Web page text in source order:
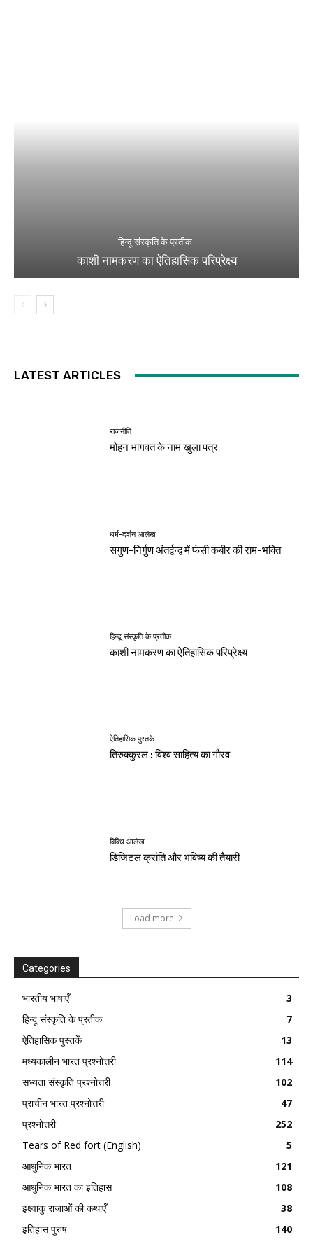
हिन्दू संस्कृति के प्रतीक
काशी नामकरण का ऐतिहासिक परिप्रेक्ष्य
LATEST ARTICLES
राजनीति
मोहन भागवत के नाम खुला पत्र
धर्म-दर्शन आलेख
सगुण-निर्गुण अंतर्द्वन्द्व में फंसी कबीर की राम-भक्ति
हिन्दू संस्कृति के प्रतीक
काशी नामकरण का ऐतिहासिक परिप्रेक्ष्य
ऐतिहासिक पुस्तकें
तिरुक्कुरल : विश्व साहित्य का गौरव
विविध आलेख
डिजिटल क्रांति और भविष्य की तैयारी
Load more
Categories
भारतीय भाषाएँ
3
हिन्दू संस्कृति के प्रतीक
7
ऐतिहासिक पुस्तकें
13
मध्यकालीन भारत प्रश्नोत्तरी
114
सभ्यता संस्कृति प्रश्नोत्तरी
102
प्राचीन भारत प्रश्नोत्तरी
47
प्रश्नोत्तरी
252
Tears of Red fort (English)
5
आधुनिक भारत
121
आधुनिक भारत का इतिहास
108
इक्ष्वाकु राजाओं की कथाएँ
38
इतिहास पुरुष
140